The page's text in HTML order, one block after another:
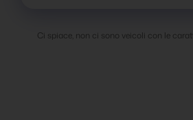
Ci spiace, non ci sono veicoli con le